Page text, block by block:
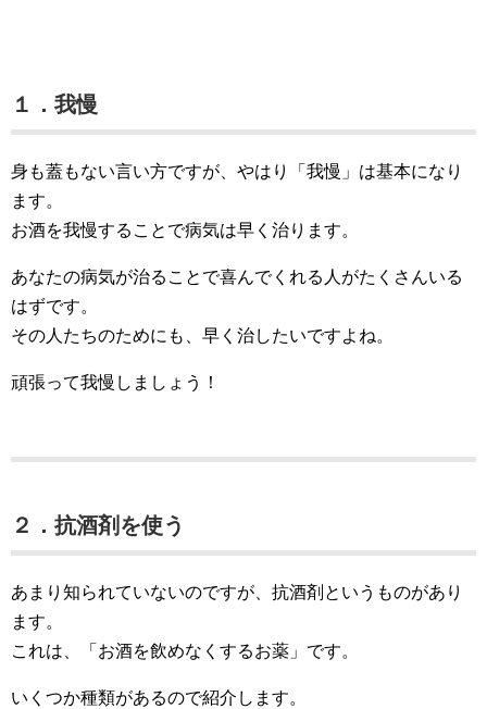
１．我慢
身も蓋もない言い方ですが、やはり「我慢」は基本になり
ます。
お酒を我慢することで病気は早く治ります。
あなたの病気が治ることで喜んでくれる人がたくさんいる
はずです。
その人たちのためにも、早く治したいですよね。
頑張って我慢しましょう！
２．抗酒剤を使う
あまり知られていないのですが、抗酒剤というものがあり
ます。
これは、「お酒を飲めなくするお薬」です。
いくつか種類があるので紹介します。